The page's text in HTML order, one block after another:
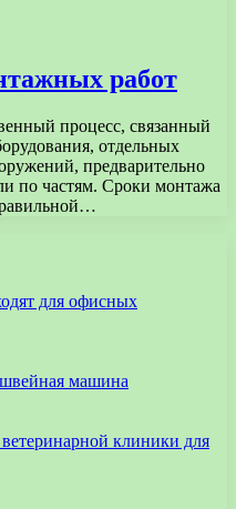
работ
процесс, связанный
отдельных
предварительно
по частям. Сроки монтажа
для офисных
машина
клиники для